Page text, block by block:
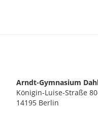
Arndt-Gymnasium
Königin-Luise-Straße
14195 Berlin